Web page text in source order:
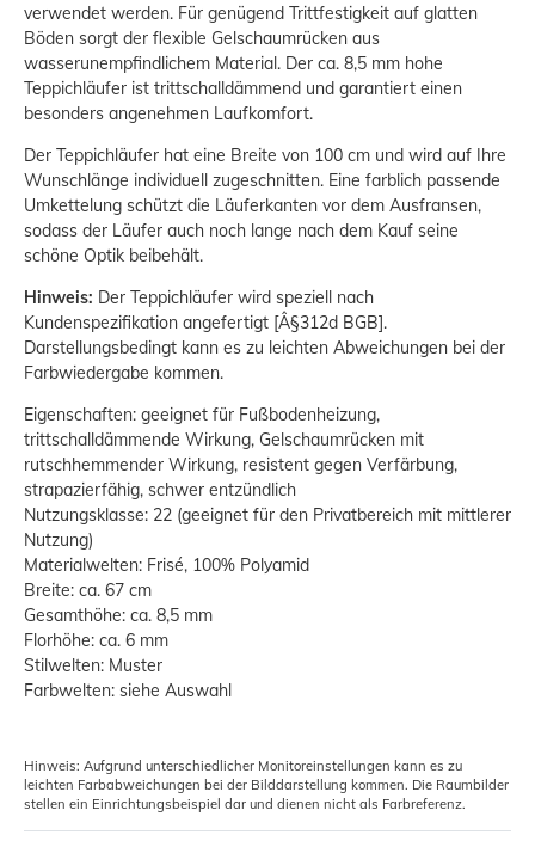
verwendet werden. Für genügend Trittfestigkeit auf glatten
Böden sorgt der flexible Gelschaumrücken aus
wasserunempfindlichem Material. Der ca. 8,5 mm hohe
Teppichläufer ist trittschalldämmend und garantiert einen
besonders angenehmen Laufkomfort.
Der Teppichläufer hat eine Breite von 100 cm und wird auf Ihre
Wunschlänge individuell zugeschnitten. Eine farblich passende
Umkettelung schützt die Läuferkanten vor dem Ausfransen,
sodass der Läufer auch noch lange nach dem Kauf seine
schöne Optik beibehält.
Hinweis: Der Teppichläufer wird speziell nach
Kundenspezifikation angefertigt [Â§312d BGB].
Darstellungsbedingt kann es zu leichten Abweichungen bei der
Farbwiedergabe kommen.
Eigenschaften: geeignet für Fußbodenheizung,
trittschalldämmende Wirkung, Gelschaumrücken mit
rutschhemmender Wirkung, resistent gegen Verfärbung,
strapazierfähig, schwer entzündlich
Nutzungsklasse: 22 (geeignet für den Privatbereich mit mittlerer
Nutzung)
Materialwelten: Frisé, 100% Polyamid
Breite: ca. 67 cm
Gesamthöhe: ca. 8,5 mm
Florhöhe: ca. 6 mm
Stilwelten: Muster
Farbwelten: siehe Auswahl
Hinweis: Aufgrund unterschiedlicher Monitoreinstellungen kann es zu
leichten Farbabweichungen bei der Bilddarstellung kommen. Die Raumbilder
stellen ein Einrichtungsbeispiel dar und dienen nicht als Farbreferenz.